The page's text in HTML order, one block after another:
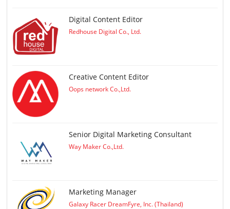
Digital Content Editor
Redhouse Digital Co., Ltd.
Creative Content Editor
Oops network Co.,Ltd.
Senior Digital Marketing Consultant
Way Maker Co.,Ltd.
Marketing Manager
Galaxy Racer DreamFyre, Inc. (Thailand)